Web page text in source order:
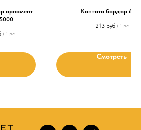
орнамент
/ 1 pc
Кантата бордюр
213 руб / 1 pc
Смотреть